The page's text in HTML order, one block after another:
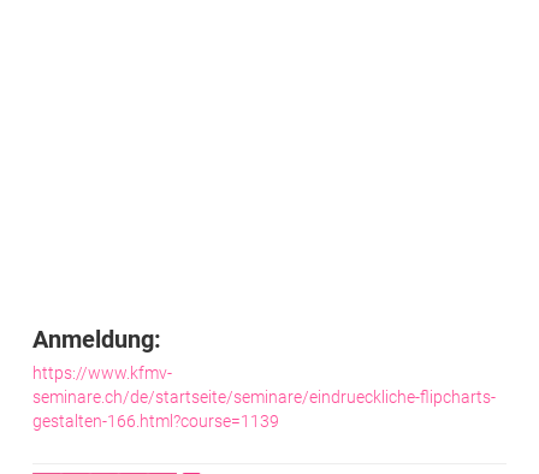
Anmeldung:
https://www.kfmv-
seminare.ch/de/startseite/seminare/eindrueckliche-flipcharts-
gestalten-166.html?course=1139